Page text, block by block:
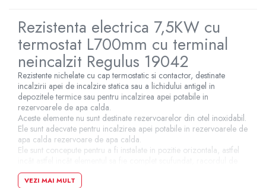
Rezistenta electrica 7,5KW cu
termostat L700mm cu terminal
neincalzit Regulus 19042
Rezistente nichelate cu cap termostatic si contactor, destinate
incalzirii apei de incalzire statica sau a lichidului antigel in
depozitele termice sau pentru incalzirea apei potabile in
rezervoarele de apa calda.
Aceste elemente nu sunt destinate rezervoarelor din otel inoxidabil.
Ele sunt adecvate pentru incalzirea apei potabile in rezervoarele de
apa calda rezervoare de apa calda.
Ele sunt concepute pentru a fi instalate in pozitie orizontala, astfel
cablu in jos. Sunt alimentate cu energie printr-un cablu cu 7 nuclee
cablat la o cutie de borne sau la un tablou de sigurante.
VEZI MAI MULT